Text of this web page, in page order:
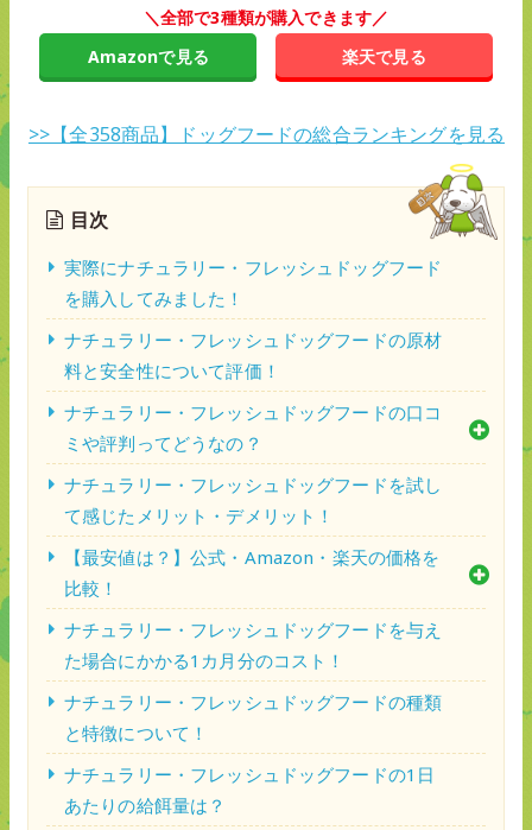
＼全部で3種類が購入できます／
Amazonで見る
楽天で見る
>>【全358商品】ドッグフードの総合ランキングを見る
目次
実際にナチュラリー・フレッシュドッグフード
を購入してみました！
ナチュラリー・フレッシュドッグフードの原材
料と安全性について評価！
ナチュラリー・フレッシュドッグフードの口コ
ミや評判ってどうなの？
ナチュラリー・フレッシュドッグフードを試し
て感じたメリット・デメリット！
【最安値は？】公式・Amazon・楽天の価格を
比較！
ナチュラリー・フレッシュドッグフードを与え
た場合にかかる1カ月分のコスト！
ナチュラリー・フレッシュドッグフードの種類
と特徴について！
ナチュラリー・フレッシュドッグフードの1日
あたりの給餌量は？